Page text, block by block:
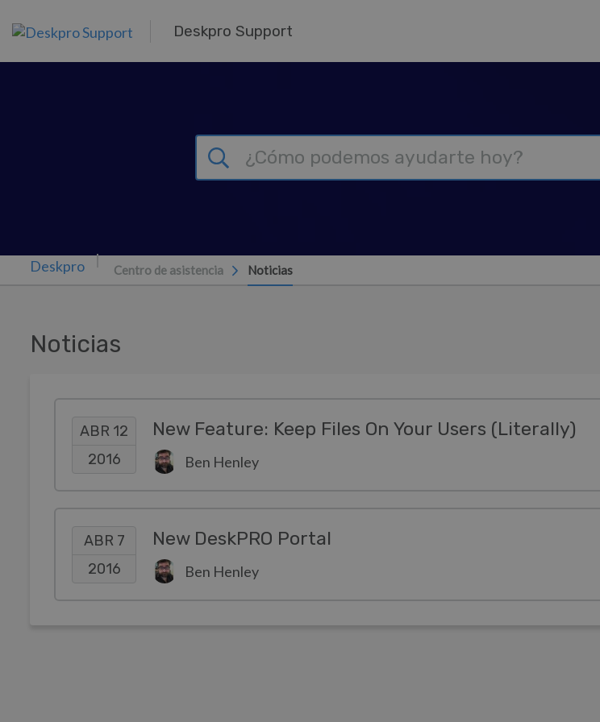
Deskpro Support
Centro de asistencia Noticias
Noticias
ABR 12
2016
New Feature: Keep Files On Your Users (Literally)
Ben Henley
ABR 7
2016
New DeskPRO Portal
Ben Henley